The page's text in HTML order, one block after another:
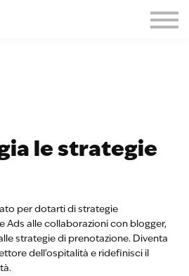
le strategie
per dotarti di strategie
Ads alle collaborazioni con blogger,
strategie di prenotazione. Diventa
dell'ospitalità e ridefinisci il